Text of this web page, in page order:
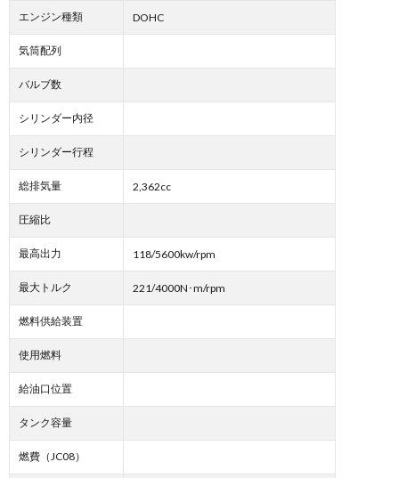
エンジン種類 DOHC
気筒配列
バルブ数
シリンダー内径
シリンダー行程
総排気量 2,362cc
圧縮比
最高出力 118/5600kw/rpm
最大トルク 221/4000N･m/rpm
燃料供給装置
使用燃料
給油口位置
タンク容量
燃費（JC08）